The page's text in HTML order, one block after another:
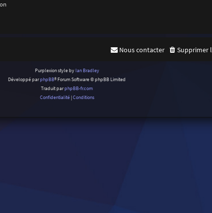
Supprimer
Nous contacter
Purplexion style by Ian Bradley
Développé parphpBB® Forum Software © phpBB Limited
Traduit parphpBB-fr.com
Confidentialité|Conditions